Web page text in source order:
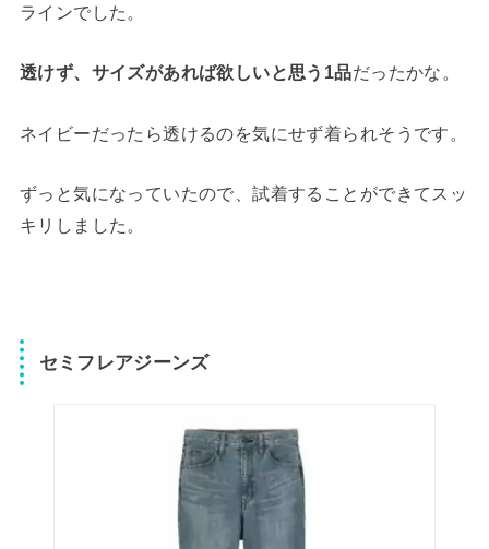
ラインでした。
透けず、サイズがあれば欲しいと思う1品だったかな。
ネイビーだったら透けるのを気にせず着られそうです。
ずっと気になっていたので、試着することができてスッ
キリしました。
セミフレアジーンズ